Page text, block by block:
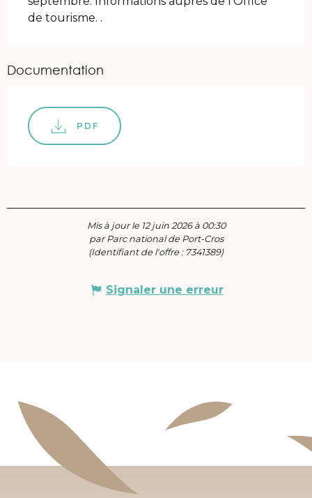
de tourisme. .
Documentation
PDF
Mis à jour le 12 juin 2026 à 00:30
par Parc national de Port-Cros
(Identifiant de l'offre : 7341389)
Signaler une erreur